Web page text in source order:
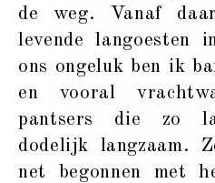
de weg. Vanaf
levende langoesten
ons ongeluk ben ik
en vooral
pantsers die zo
dodelijk langzaam.
net begonnen met